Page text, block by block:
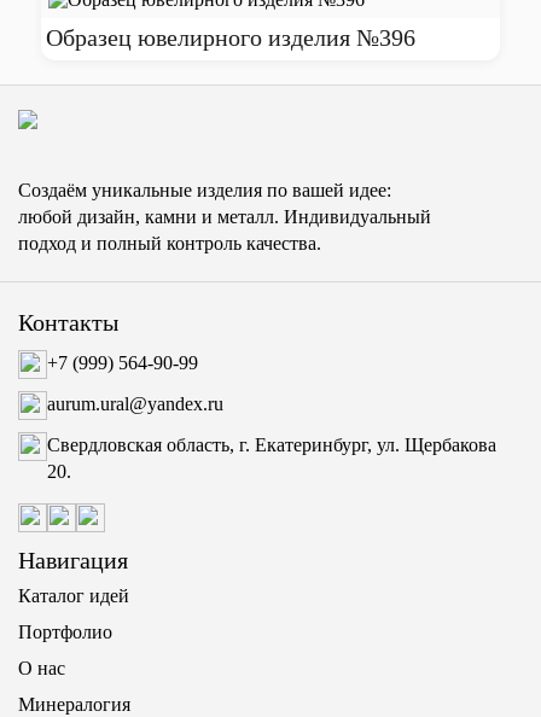
Образец ювелирного изделия №396
Создаём уникальные изделия по вашей идее:
любой дизайн, камни и металл. Индивидуальный
подход и полный контроль качества.
Контакты
+7 (999) 564-90-99
aurum.ural@yandex.ru
Свердловская область, г. Екатеринбург, ул. Щербакова
20.
Навигация
Каталог идей
Портфолио
О нас
Минералогия